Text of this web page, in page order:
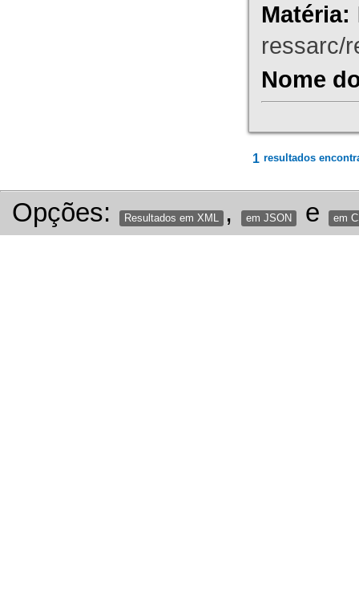
Matéria:
ressarc/
Nome
1 resultados
Opções: Resultados em XML , em JSON e em